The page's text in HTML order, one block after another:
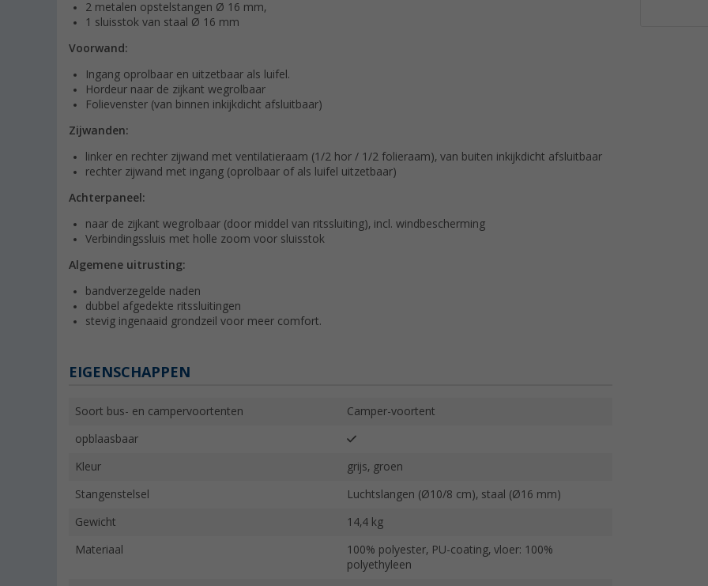
2 metalen opstelstangen Ø 16 mm,
1 sluisstok van staal Ø 16 mm
Voorwand:
Ingang oprolbaar en uitzetbaar als luifel.
Hordeur naar de zijkant wegrolbaar
Folievenster (van binnen inkijkdicht afsluitbaar)
Zijwanden:
linker en rechter zijwand met ventilatieraam (1/2 hor / 1/2 folieraam), van buiten inkijkdicht afsluitbaar
rechter zijwand met ingang (oprolbaar of als luifel uitzetbaar)
Achterpaneel:
naar de zijkant wegrolbaar (door middel van ritssluiting), incl. windbescherming
Verbindingssluis met holle zoom voor sluisstok
Algemene uitrusting:
bandverzegelde naden
dubbel afgedekte ritssluitingen
stevig ingenaaid grondzeil voor meer comfort.
EIGENSCHAPPEN
Soort bus- en campervoortenten Camper-voortent
opblaasbaar
Kleur grijs, groen
Stangenstelsel Luchtslangen (Ø10/8 cm), staal (Ø16 mm)
Gewicht 14,4 kg
Materiaal
100% polyester, PU-coating, vloer: 100%
polyethyleen